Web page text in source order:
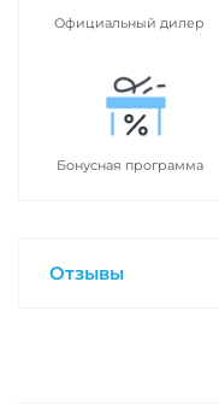
Официальный дилер
Бонусная программа
Отзывы